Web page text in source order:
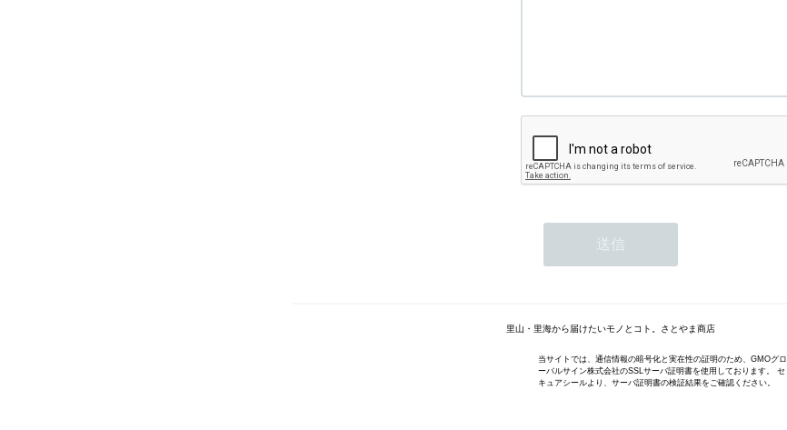
里山・里海から届けたいモノとコト。さとやま商店
当サイトでは、通信情報の暗号化と実在性の証明のため、GMOグロ
ーバルサイン株式会社のSSLサーバ証明書を使用しております。 セ
キュアシールより、サーバ証明書の検証結果をご確認ください。